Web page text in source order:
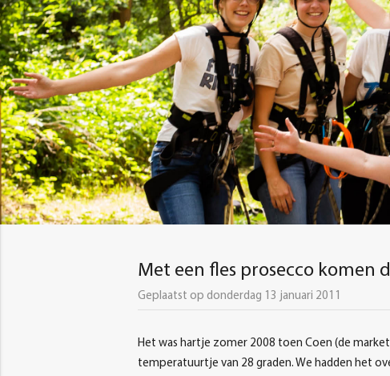
Met een fles prosecco komen
Geplaatst op donderdag 13 januari 2011
Het was hartje zomer 2008 toen Coen (de
temperatuurtje van 28 graden. We hadden het